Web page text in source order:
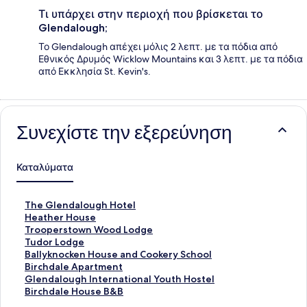
Τι υπάρχει στην περιοχή που βρίσκεται το
Glendalough;
Το Glendalough απέχει μόλις 2 λεπτ. με τα πόδια από
Εθνικός Δρυμός Wicklow Mountains και 3 λεπτ. με τα πόδια
από Εκκλησία St. Kevin's.
Συνεχίστε την εξερεύνηση
Καταλύματα
The Glendalough Hotel
Σ
τ
ά
ν
τ
α
ρ
Σ
Heather House
Σ
τ
ά
ν
τ
α
ρ
Trooperstown Wood Lodge
Σ
τ
ά
ν
τ
α
Tudor Lodge
Σ
τ
ά
ν
τ
Ballyknocken House and Cookery School
Σ
τ
ά
ν
Birchdale Apartment
Σ
τ
ά
Glendalough International Youth Hostel
Σ
τ
Birchdale House B&B
Σ